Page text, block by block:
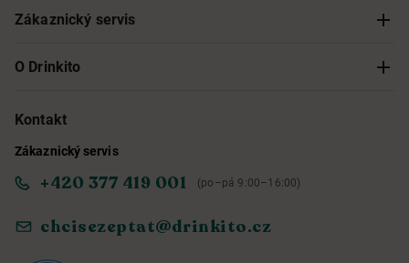
Zákaznický servis
Sledování objednávky
Obchodní podmínky
Ochrana osobních údajů
Reklamace a vrácení
O Drinkito
O nás
Informace o přístupnosti služby
Kontakt
Zákaznický servis
+420 377 419 001 (po–pá 9:00–16:00)
chcisezeptat@drinkito.cz